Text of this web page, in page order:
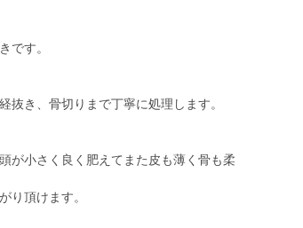
です。
抜き、骨切りまで丁寧に処理します。
が小さく良く肥えてまた皮も薄く骨も柔
り頂けます。